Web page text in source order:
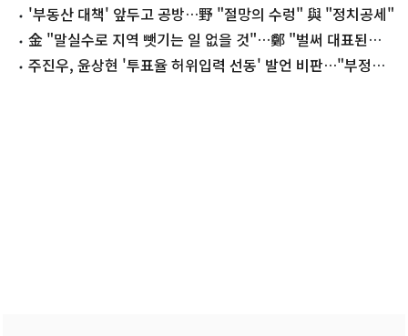
것"'부동산 대책' 앞두고 공방…野 "절망의 수렁" 與 "정치공세"
金 "말실수로 지역 뺏기는 일 없을 것"…鄭 "벌써 대표된양
당직 나눠줘"
주진우, 윤상현 '투표율 허위입력 선동' 발언 비판…"부정선